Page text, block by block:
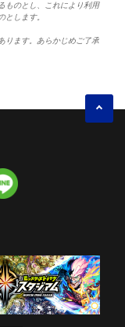
ものとし、これにより利用
とします。
ります。あらかじめご了承